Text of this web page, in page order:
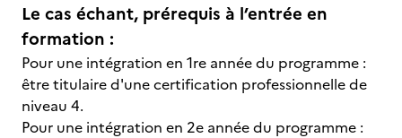
Le cas échant, prérequis à l’entrée en
formation :
Pour une intégration en 1re année du programme :
être titulaire d'une certification professionnelle de
niveau 4.
Pour une intégration en 2e année du programme :